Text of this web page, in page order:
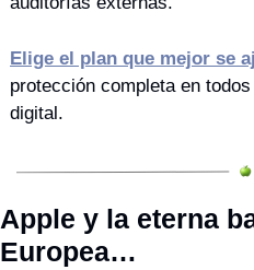
Elige el plan que mejor se
protección completa en
digital.
Apple y la eterna
Europea…